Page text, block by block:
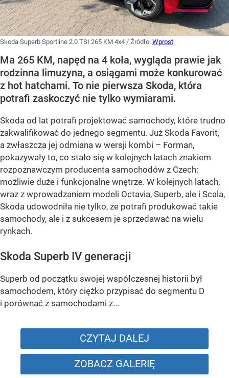
Skoda Superb Sportline 2.0 TSI 265 KM 4x4 / Źródło: Wprost
Ma 265 KM, napęd na 4 koła, wygląda prawie jak
rodzinna limuzyna, a osiągami może konkurować
z hot hatchami. To nie pierwsza Skoda, która
potrafi zaskoczyć nie tylko wymiarami.
Skoda od lat potrafi projektować samochody, które trudno
zakwalifikować do jednego segmentu. Już Skoda Favorit,
a zwłaszcza jej odmiana w wersji kombi – Forman,
pokazywały to, co stało się w kolejnych latach znakiem
rozpoznawczym producenta samochodów z Czech:
możliwie duże i funkcjonalne wnętrze. W kolejnych latach,
wraz z wprowadzaniem modeli Octavia, Superb, ale i Scala,
Skoda udowodniła nie tylko, że potrafi produkować takie
samochody, ale i z sukcesem je sprzedawać na wielu
rynkach.
Skoda Superb IV generacji
Superb od początku swojej współczesnej historii był
samochodem, który ciężko przypisać do segmentu D
i porównać z samochodami z...
CZYTAJ DALEJ
ZOBACZ GALERIĘ